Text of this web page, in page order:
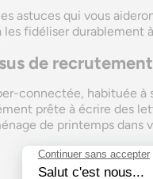
astuces qui vous
les fidéliser durablement
de recrutement
connectée, habituée à
prête à écrire des
de printemps dans